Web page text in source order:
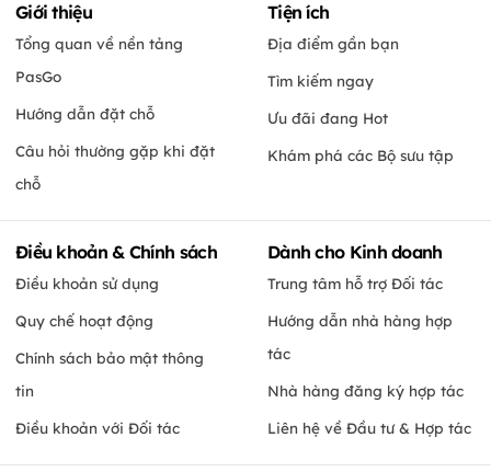
Giới thiệu
Tổng quan về nền tảng
PasGo
Hướng dẫn đặt chỗ
Câu hỏi thường gặp khi đặt
chỗ
Tiện ích
Địa điểm gần bạn
Tìm kiếm ngay
Ưu đãi đang Hot
Khám phá các Bộ sưu tập
Điều khoản & Chính sách
Điều khoản sử dụng
Quy chế hoạt động
Chính sách bảo mật thông
tin
Điều khoản với Đối tác
Dành cho Kinh doanh
Trung tâm hỗ trợ Đối tác
Hướng dẫn nhà hàng hợp
tác
Nhà hàng đăng ký hợp tác
Liên hệ về Đầu tư & Hợp tác